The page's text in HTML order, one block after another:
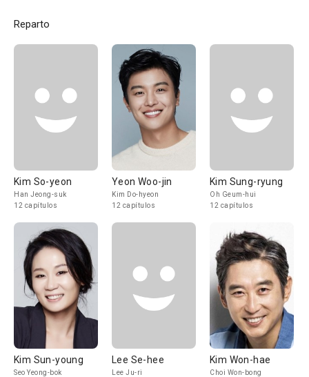
Reparto
Kim So-yeon
Han Jeong-suk
12 capítulos
Yeon Woo-jin
Kim Do-hyeon
12 capítulos
Kim Sung-ryung
Oh Geum-hui
12 capítulos
Kim Sun-young
Seo Yeong-bok
Lee Se-hee
Lee Ju-ri
Kim Won-hae
Choi Won-bong